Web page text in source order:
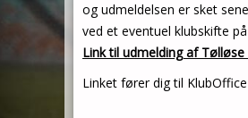
og udmeldelsen er sket
ved et eventuel klubskifte
Link til udmelding af
Linket fører dig til